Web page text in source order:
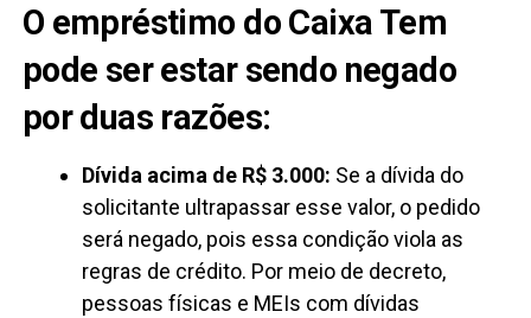
O empréstimo do Caixa Tem
pode ser estar sendo negado
por duas razões:
Dívida acima de R$ 3.000: Se a dívida do
solicitante ultrapassar esse valor, o pedido
será negado, pois essa condição viola as
regras de crédito. Por meio de decreto,
pessoas físicas e MEIs com dívidas